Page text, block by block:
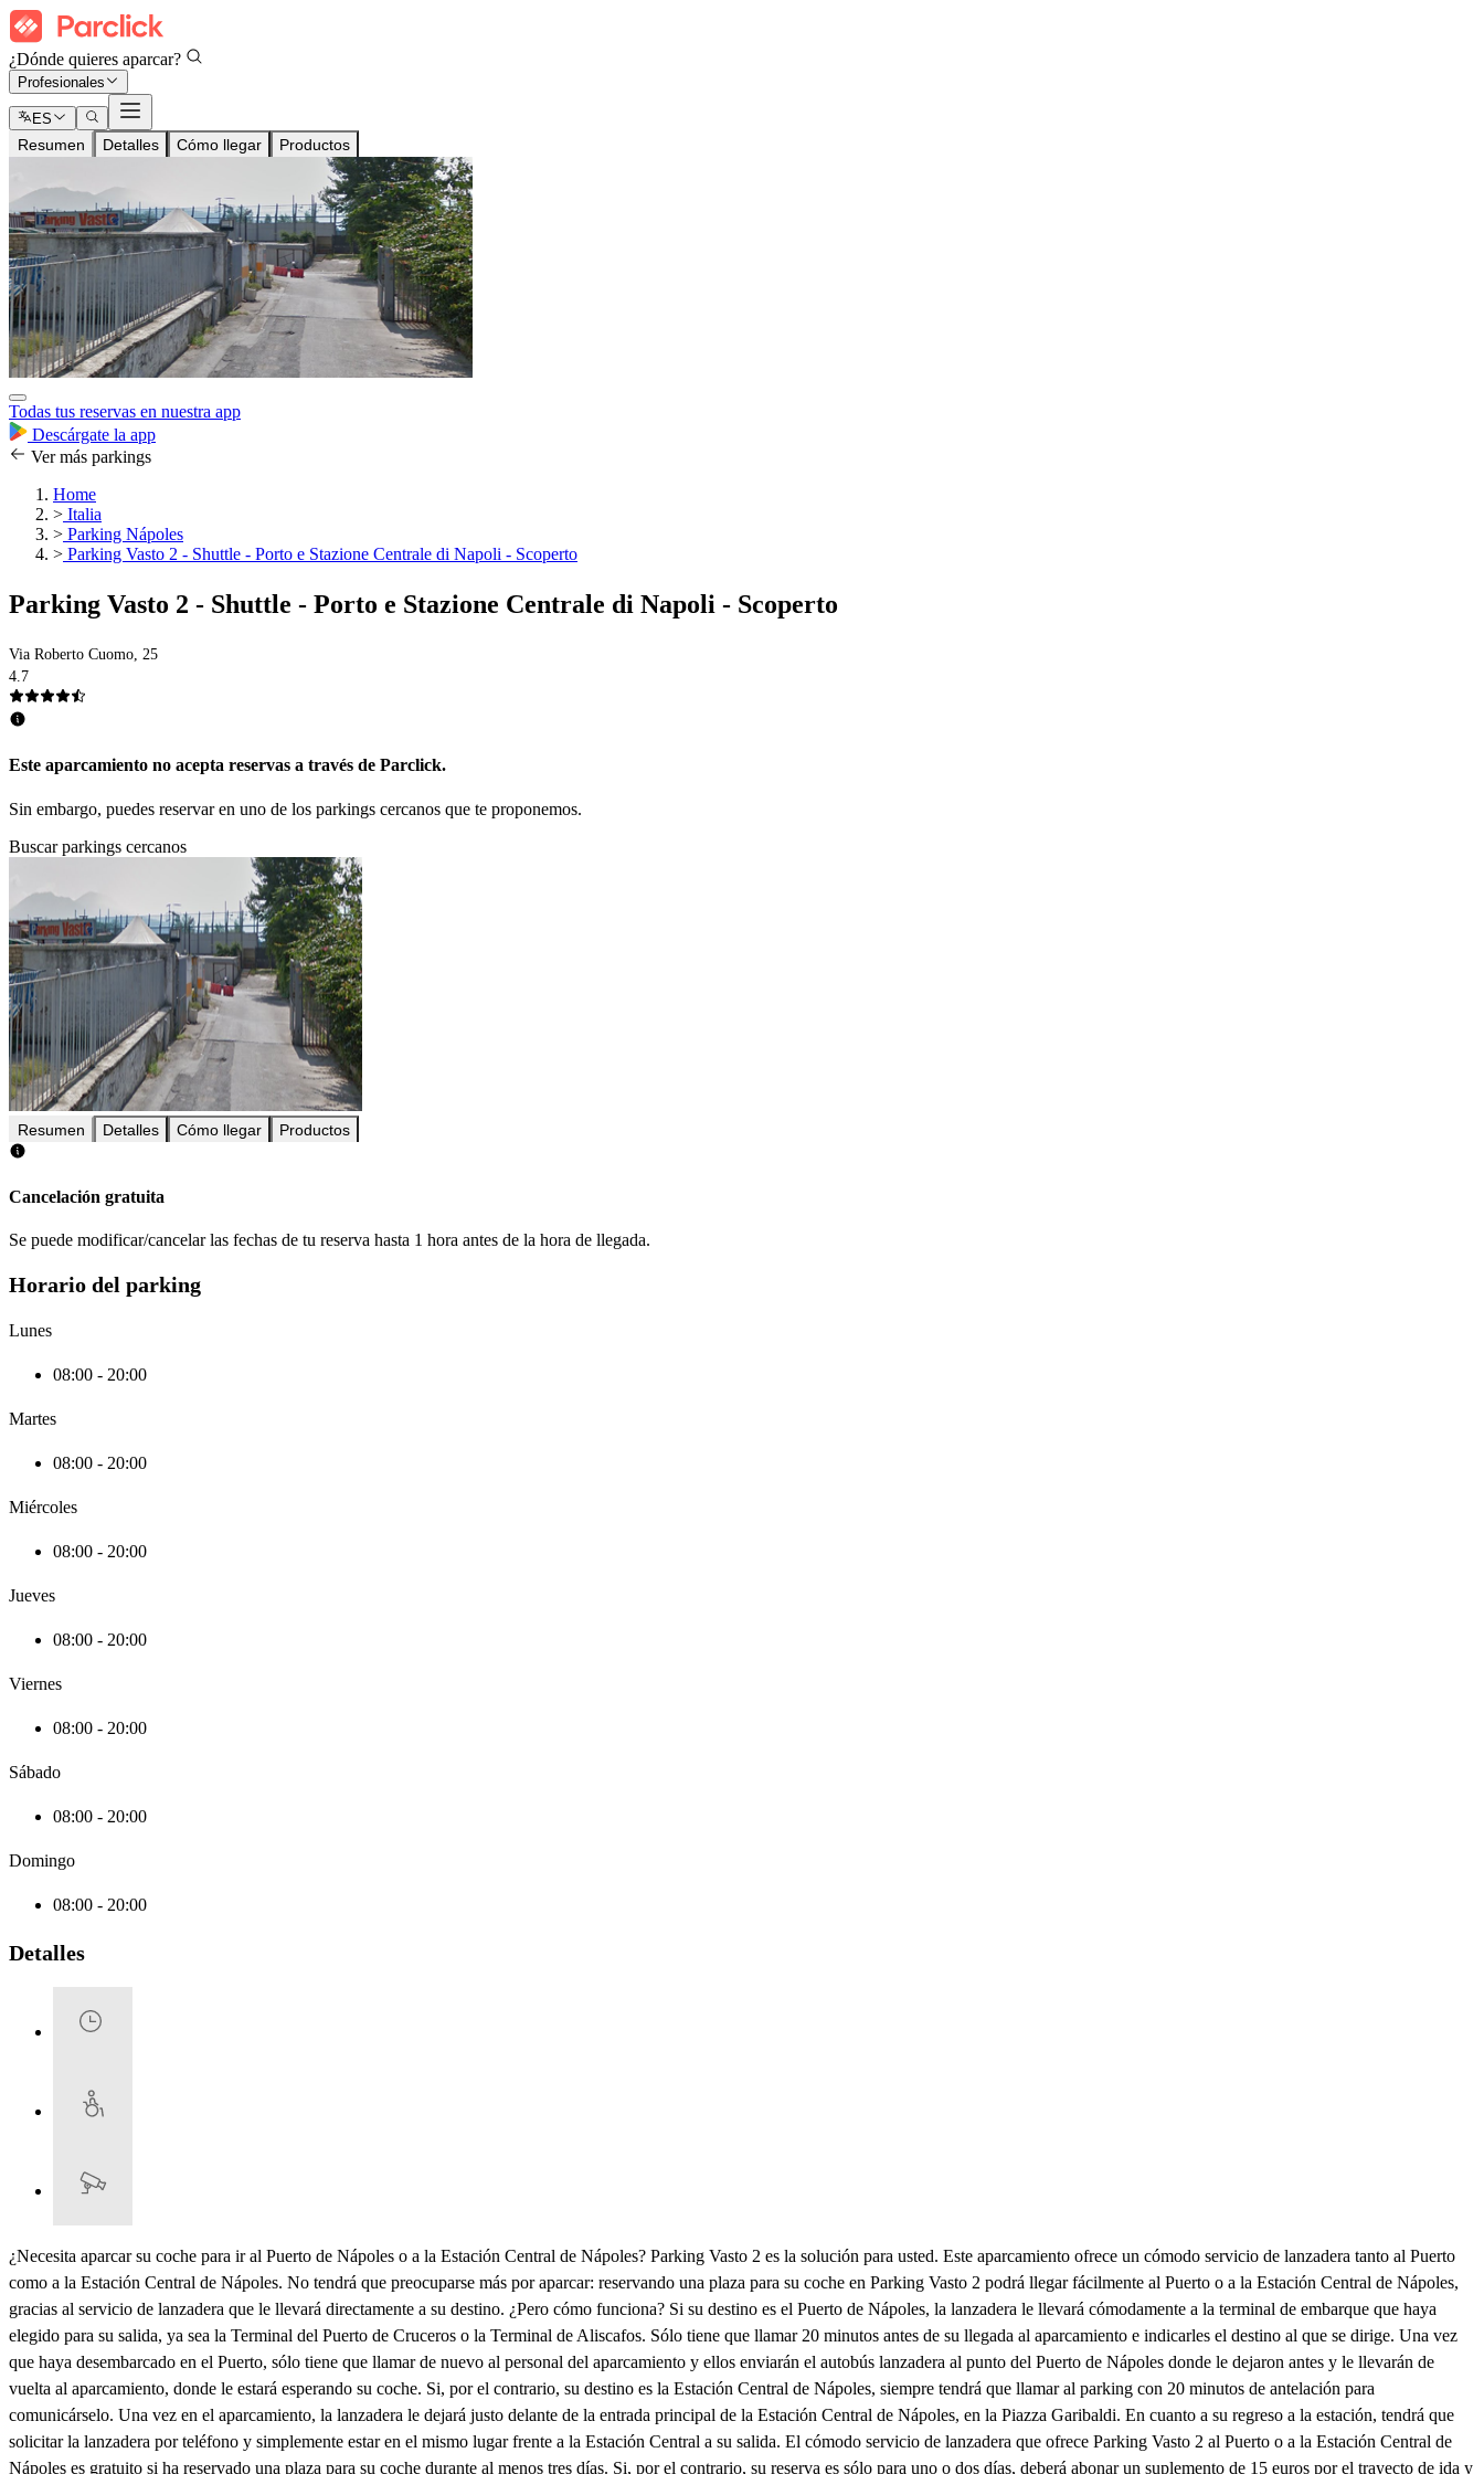
¿Dónde quieres aparcar?
Profesionales
ES
Resumen Detalles Cómo llegar Productos
Todas tus reservas en nuestra app
Descárgate la app
Ver más parkings
Home
> Italia
> Parking Nápoles
> Parking Vasto 2 - Shuttle - Porto e Stazione Centrale di Napoli - Scoperto
Parking Vasto 2 - Shuttle - Porto e Stazione Centrale di Napoli - Scoperto
Via Roberto Cuomo, 25
4.7
Este aparcamiento no acepta reservas a través de Parclick.
Sin embargo, puedes reservar en uno de los parkings cercanos que te proponemos.
Buscar parkings cercanos
Resumen Detalles Cómo llegar Productos
Cancelación gratuita
Se puede modificar/cancelar las fechas de tu reserva hasta 1 hora antes de la hora de llegada.
Horario del parking
Lunes
08:00 - 20:00
Martes
08:00 - 20:00
Miércoles
08:00 - 20:00
Jueves
08:00 - 20:00
Viernes
08:00 - 20:00
Sábado
08:00 - 20:00
Domingo
08:00 - 20:00
Detalles
¿Necesita aparcar su coche para ir al Puerto de Nápoles o a la Estación Central de Nápoles? Parking Vasto 2 es la solución para usted. Este aparcamiento ofrece un cómodo servicio de lanzadera tanto al Puerto
como a la Estación Central de Nápoles. No tendrá que preocuparse más por aparcar: reservando una plaza para su coche en Parking Vasto 2 podrá llegar fácilmente al Puerto o a la Estación Central de Nápoles,
gracias al servicio de lanzadera que le llevará directamente a su destino. ¿Pero cómo funciona? Si su destino es el Puerto de Nápoles, la lanzadera le llevará cómodamente a la terminal de embarque que haya
elegido para su salida, ya sea la Terminal del Puerto de Cruceros o la Terminal de Aliscafos. Sólo tiene que llamar 20 minutos antes de su llegada al aparcamiento e indicarles el destino al que se dirige. Una vez
que haya desembarcado en el Puerto, sólo tiene que llamar de nuevo al personal del aparcamiento y ellos enviarán el autobús lanzadera al punto del Puerto de Nápoles donde le dejaron antes y le llevarán de
vuelta al aparcamiento, donde le estará esperando su coche. Si, por el contrario, su destino es la Estación Central de Nápoles, siempre tendrá que llamar al parking con 20 minutos de antelación para
comunicárselo. Una vez en el aparcamiento, la lanzadera le dejará justo delante de la entrada principal de la Estación Central de Nápoles, en la Piazza Garibaldi. En cuanto a su regreso a la estación, tendrá que
solicitar la lanzadera por teléfono y simplemente estar en el mismo lugar frente a la Estación Central a su salida. El cómodo servicio de lanzadera que ofrece Parking Vasto 2 al Puerto o a la Estación Central de
Nápoles es gratuito si ha reservado una plaza para su coche durante al menos tres días. Si, por el contrario, su reserva es sólo para uno o dos días, deberá abonar un suplemento de 15 euros por el trayecto de ida y